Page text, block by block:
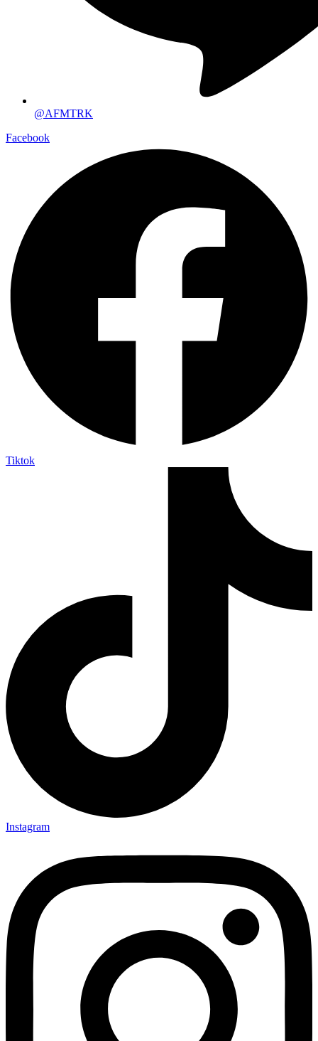
@AFMTRK
Facebook
Tiktok
Instagram